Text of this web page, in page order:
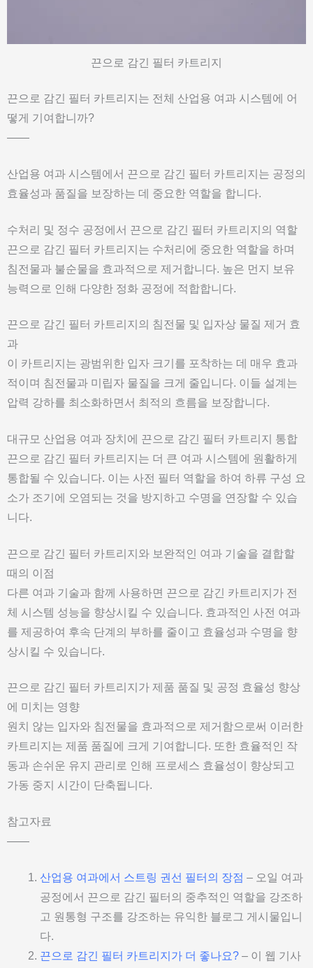
끈으로 감긴 필터 카트리지
끈으로 감긴 필터 카트리지는 전체 산업용 여과 시스템에 어
떻게 기여합니까?
——
산업용 여과 시스템에서 끈으로 감긴 필터 카트리지는 공정의
효율성과 품질을 보장하는 데 중요한 역할을 합니다.
수처리 및 정수 공정에서 끈으로 감긴 필터 카트리지의 역할
끈으로 감긴 필터 카트리지는 수처리에 중요한 역할을 하며
침전물과 불순물을 효과적으로 제거합니다. 높은 먼지 보유
능력으로 인해 다양한 정화 공정에 적합합니다.
끈으로 감긴 필터 카트리지의 침전물 및 입자상 물질 제거 효
과
이 카트리지는 광범위한 입자 크기를 포착하는 데 매우 효과
적이며 침전물과 미립자 물질을 크게 줄입니다. 이들 설계는
압력 강하를 최소화하면서 최적의 흐름을 보장합니다.
대규모 산업용 여과 장치에 끈으로 감긴 필터 카트리지 통합
끈으로 감긴 필터 카트리지는 더 큰 여과 시스템에 원활하게
통합될 수 있습니다. 이는 사전 필터 역할을 하여 하류 구성 요
소가 조기에 오염되는 것을 방지하고 수명을 연장할 수 있습
니다.
끈으로 감긴 필터 카트리지와 보완적인 여과 기술을 결합할
때의 이점
다른 여과 기술과 함께 사용하면 끈으로 감긴 카트리지가 전
체 시스템 성능을 향상시킬 수 있습니다. 효과적인 사전 여과
를 제공하여 후속 단계의 부하를 줄이고 효율성과 수명을 향
상시킬 수 있습니다.
끈으로 감긴 필터 카트리지가 제품 품질 및 공정 효율성 향상
에 미치는 영향
원치 않는 입자와 침전물을 효과적으로 제거함으로써 이러한
카트리지는 제품 품질에 크게 기여합니다. 또한 효율적인 작
동과 손쉬운 유지 관리로 인해 프로세스 효율성이 향상되고
가동 중지 시간이 단축됩니다.
참고자료
——
산업용 여과에서 스트링 권선 필터의 장점 – 오일 여과
공정에서 끈으로 감긴 필터의 중추적인 역할을 강조하
고 원통형 구조를 강조하는 유익한 블로그 게시물입니
다.
끈으로 감긴 필터 카트리지가 더 좋나요?– 이 웹 기사